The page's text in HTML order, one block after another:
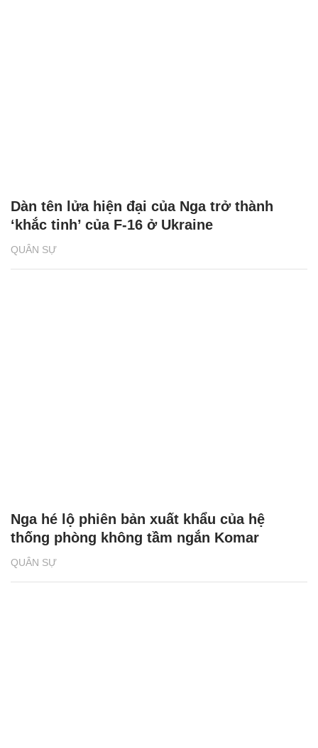
QUÂN SỰ
Dàn tên lửa hiện đại của Nga trở thành
‘khắc tinh’ của F-16 ở Ukraine
QUÂN SỰ
Nga hé lộ phiên bản xuất khẩu của hệ
thống phòng không tầm ngắn Komar